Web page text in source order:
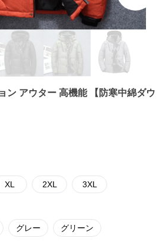
ン アウター 高機能 【防寒中綿ダウ
XL 2XL 3XL
グレー グリーン